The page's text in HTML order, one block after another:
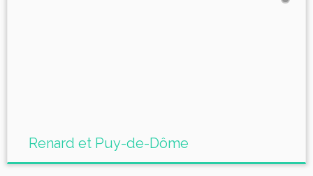
Renard et Puy-de-Dôme